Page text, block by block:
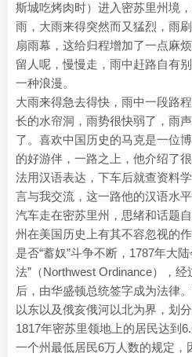
斯城吃烤肉时）进入密苏里州境
雨，大雨来得突然而又猛烈，雨
扇雨幕，这给归程增加了一点麻
留人呢，慢慢走，雨中赶路自有
一种浪漫。
大雨来得急去得快，雨中一段路
长的水帘洞，雨势很快弱了，雨
了。喜欢中国历史的马克是一位
的好游伴，一路之上，他介绍了
法用汉语表达，下车后就查资料
言与我交流，这一路他的汉语水平
汽车走在密苏里州，思绪和话题
州在美国历史上有其不容忽视的
是否“蓄奴”斗争不断，1787年大
法”（Northwest Ordinance），
后，由华盛顿总统签字成为法律
以东以及俄亥俄河以北为界，划
1817年密苏里领地上的居民达到
一个州最低居民6万人数的规定，